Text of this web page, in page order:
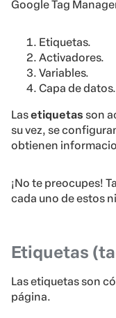
Google Tag
Etiquetas.
Activadores.
Variables.
Capa de datos.
Lasetiquetas son
su vez, se
obtienen
¡No te preocupes!
cada uno de estos
Etiquetas
Las etiquetas son
página.